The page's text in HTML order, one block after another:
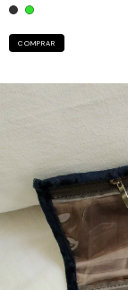
COMPRAR